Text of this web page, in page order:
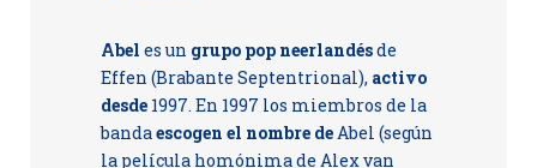
Abel es un grupo pop neerlandésde
Effen (Brabante Septentrional), activo
desde 1997. En 1997 los miembros de la
bandaescogen el nombre deAbel (según
la película homónima de Alex van